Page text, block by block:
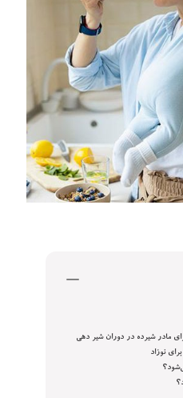
مادر شیرده در دوران شیر دهی
نوزاد